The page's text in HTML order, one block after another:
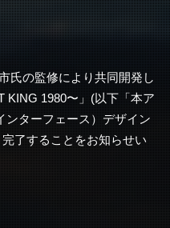
氏の監修により共同開発し
KING 1980〜」(以下「本ア
ンターフェース）デザイン
了することをお知らせい